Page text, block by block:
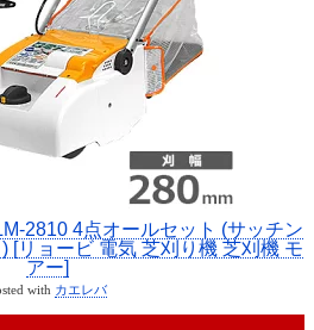
2810 4点オールセット (サッチン
[リョービ 電気 芝刈り機 芝刈機 モ
アー]
with カエレバ